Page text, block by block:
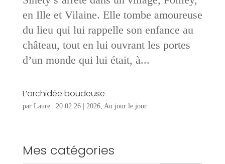
en Ille et Vilaine. Elle tombe amoureuse
du lieu qui lui rappelle son enfance au
château, tout en lui ouvrant les portes
d’un monde qui lui était, à...
L’orchidée boudeuse
par Laure| 20 02 26| 2026, Au jour le jour
Mes catégories